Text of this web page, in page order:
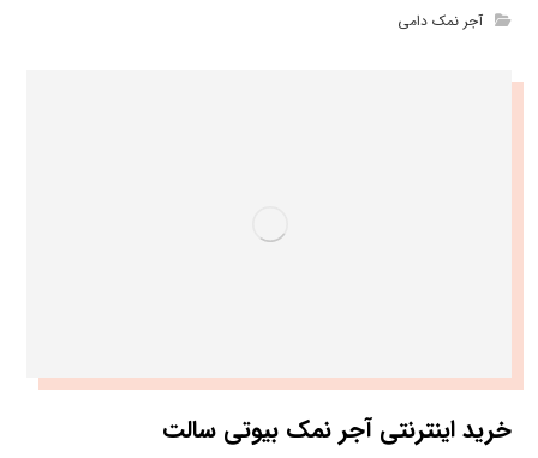
آجر نمک دامی
خرید اینترنتی آجر نمک بیوتی سالت